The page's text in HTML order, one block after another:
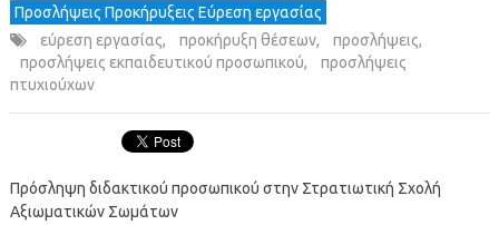
Προσλήψεις Προκήρυξεις Εύρεση εργασίας
εύρεση εργασίας, προκήρυξη θέσεων, προσλήψεις,
προσλήψεις εκπαιδευτικού προσωπικού,
προσλήψεις
πτυχιούχων
Πρόσληψη διδακτικού προσωπικού στην Στρατιωτική Σχολή
Αξιωματικών Σωμάτων